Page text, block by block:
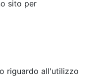
sito per
riguardo all'utilizzo